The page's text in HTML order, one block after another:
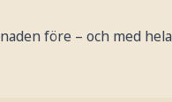
före – och med hela